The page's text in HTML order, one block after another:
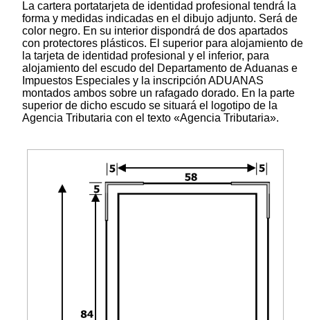
La cartera portatarjeta de identidad profesional tendrá la
forma y medidas indicadas en el dibujo adjunto. Será de
color negro. En su interior dispondrá de dos apartados
con protectores plásticos. El superior para alojamiento de
la tarjeta de identidad profesional y el inferior, para
alojamiento del escudo del Departamento de Aduanas e
Impuestos Especiales y la inscripción ADUANAS
montados ambos sobre un rafagado dorado. En la parte
superior de dicho escudo se situará el logotipo de la
Agencia Tributaria con el texto «Agencia Tributaria».